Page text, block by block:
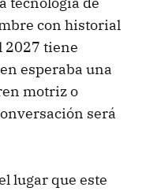
con historial
2027 tiene
esperaba una
motriz o
será
lugar que este